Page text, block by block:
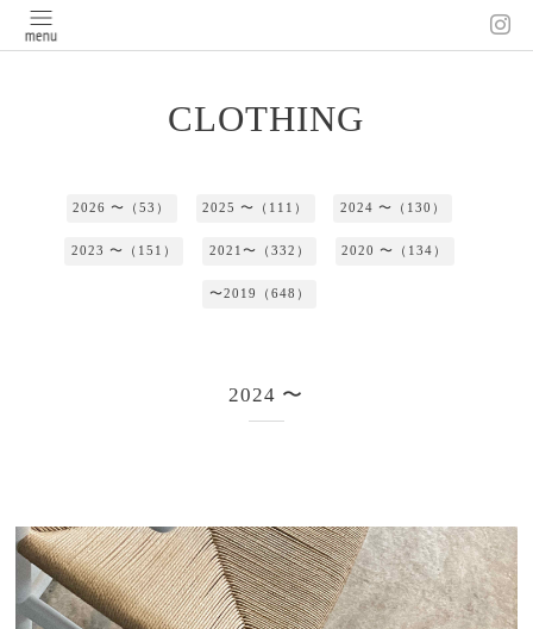
CLOTHING
2026 〜（53） 2025 〜（111） 2024 〜（130）
2023 〜（151） 2021〜（332） 2020 〜（134）
〜2019（648）
2024 〜